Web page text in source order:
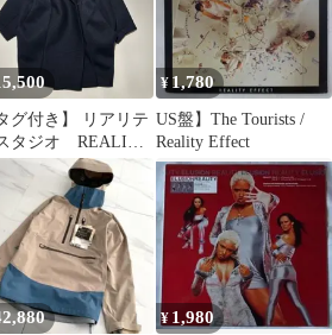
グ付き】 リアリテ
タジオ REALITY
¥ 1,780
US盤】The Tourists /
Reality Effect
¥ 1,980